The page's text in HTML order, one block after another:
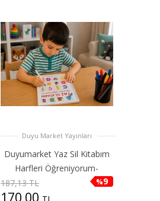
Duyu Market Yayınları
Duyumarket Yaz Sil Kitabım
Harfleri Öğreniyorum-
187,13 TL
170,00 TL
%9